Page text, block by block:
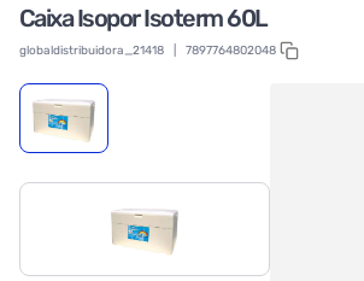
Caixa Isopor Isoterm 60L
globaldistribuidora_21418 7897764802048